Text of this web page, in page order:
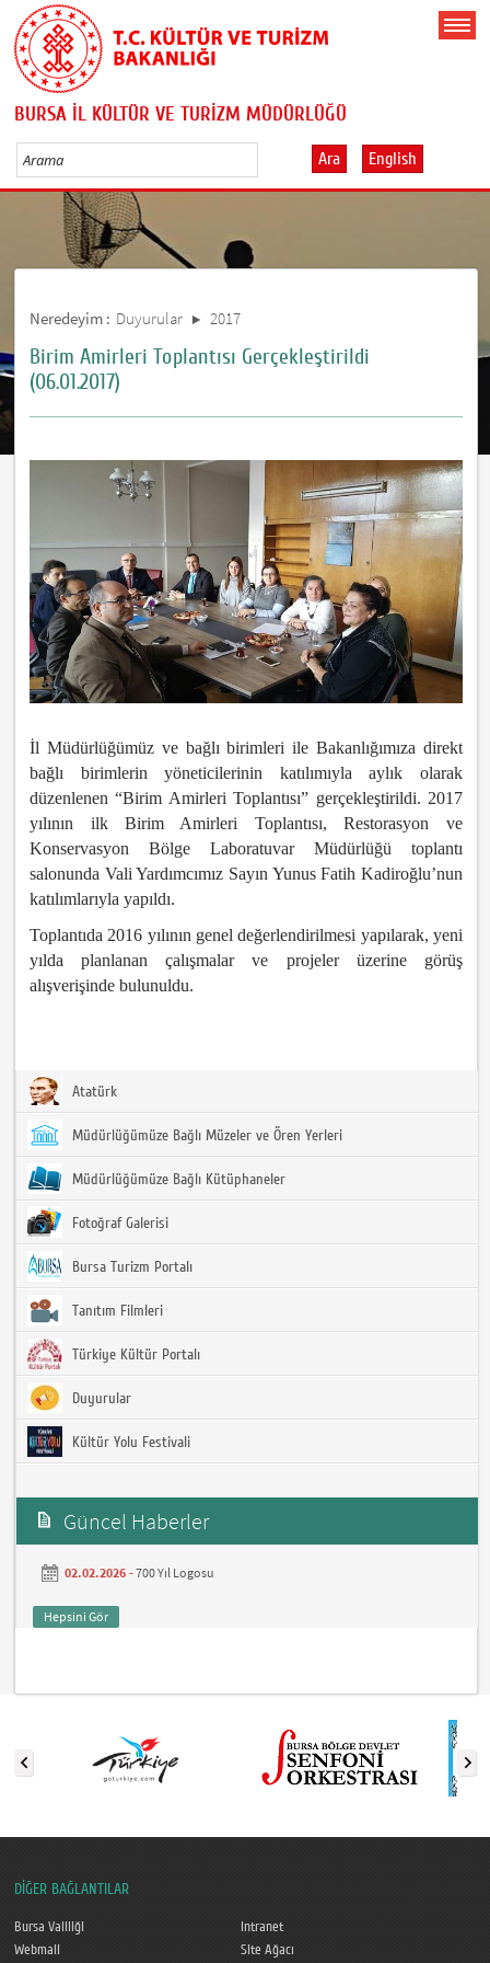
BURSA İL KÜLTÜR VE TURİZM MÜDÜRLÜĞÜ
Ara English
Neredeyim : Duyurular 2017
Birim Amirleri Toplantısı Gerçekleştirildi
(06.01.2017)
İl Müdürlüğümüz ve bağlı birimleri ile Bakanlığımıza direkt
bağlı birimlerin yöneticilerinin katılımıyla aylık olarak
düzenlenen “Birim Amirleri Toplantısı” gerçekleştirildi. 2017
yılının ilk Birim Amirleri Toplantısı, Restorasyon ve
Konservasyon Bölge Laboratuvar Müdürlüğü toplantı
salonunda Vali Yardımcımız Sayın Yunus Fatih Kadiroğlu’nun
katılımlarıyla yapıldı.
Toplantıda 2016 yılının genel değerlendirilmesi yapılarak, yeni
yılda planlanan çalışmalar ve projeler üzerine görüş
alışverişinde bulunuldu.
Atatürk
Müdürlüğümüze Bağlı Müzeler ve Ören Yerleri
Müdürlüğümüze Bağlı Kütüphaneler
Fotoğraf Galerisi
Bursa Turizm Portalı
Tanıtım Filmleri
Türkiye Kültür Portalı
Duyurular
Kültür Yolu Festivali
Güncel Haberler
02.02.2026 -700 Yıl Logosu
Hepsini Gör
DİĞER BAĞLANTILAR
Bursa Valiliği
Intranet
Webmail
Site Ağacı